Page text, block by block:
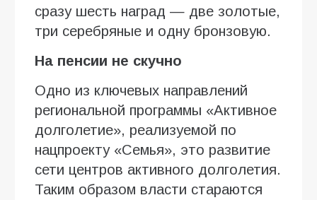
сразу шесть наград — две золотые,
три серебряные и одну бронзовую.
На пенсии не скучно
Одно из ключевых направлений
региональной программы «Активное
долголетие», реализуемой по
нацпроекту «Семья», это развитие
сети центров активного долголетия.
Таким образом власти стараются